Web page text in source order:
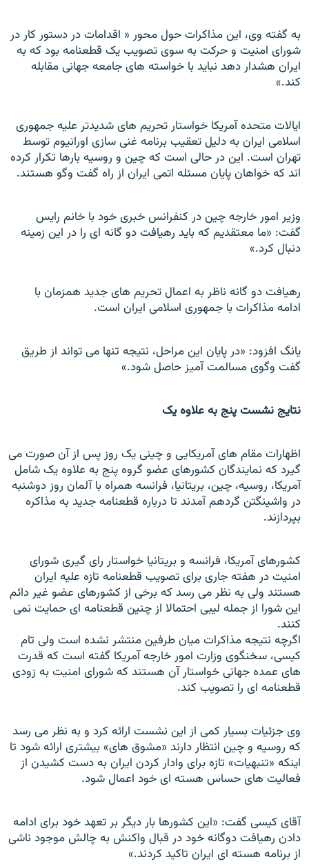
به گفته وی، این مذاکرات حول محور « اقدامات در دستور کار در
شورای امنیت و حرکت به سوی تصویب یک قطعنامه بود که به
ایران هشدار دهد نباید با خواسته های جامعه جهانی مقابله
کند.»
ایالات متحده آمریکا خواستار تحریم های شدیدتر علیه جمهوری
اسلامی ایران به دلیل تعقیب برنامه غنی سازی اورانیوم توسط
تهران است. این در حالی است که چین و روسیه بارها تکرار کرده
اند که خواهان پایان مسئله اتمی ایران از راه گفت وگو هستند.
وزیر امور خارجه چین در کنفرانس خبری خود با خانم رایس
گفت: «ما معتقدیم که باید رهیافت دو گانه ای را در این زمینه
دنبال کرد.»
رهیافت دو گانه ناظر به اعمال تحریم های جدید همزمان با
ادامه مذاکرات با جمهوری اسلامی ایران است.
یانگ افزود: «در پایان این مراحل، نتیجه تنها می تواند از طریق
گفت وگوی مسالمت آمیز حاصل شود.»
نتایج نشست پنج به علاوه یک
اظهارات مقام های آمریکایی و چینی یک روز پس از آن صورت می
گیرد که نمایندگان کشورهای عضو گروه پنج به علاوه یک شامل
آمریکا، روسیه، چین، بریتانیا، فرانسه همراه با آلمان روز دوشنبه
در واشینگتن گردهم آمدند تا درباره قطعنامه جدید به مذاکره
بپردازند.
کشورهای آمریکا، فرانسه و بریتانیا خواستار رای گیری شورای
امنیت در هفته جاری برای تصویب قطعنامه تازه علیه ایران
هستند ولی به نظر می رسد که برخی از کشورهای عضو غیر دائم
این شورا از جمله لیبی احتمالا از چنین قطعنامه ای حمایت نمی
کنند.
اگرچه نتیجه مذاکرات میان طرفین منتشر نشده است ولی تام
کیسی، سخنگوی وزارت امور خارجه آمریکا گفته است که قدرت
های عمده جهانی خواستار آن هستند که شورای امنیت به زودی
قطعنامه ای را تصویب کند.
وی جزئیات بسیار کمی از این نشست ارائه کرد و به نظر می رسد
که روسیه و چین انتظار دارند «مشوق های» بیشتری ارائه شود تا
اینکه «تنبهیات» تازه برای وادار کردن ایران به دست کشیدن از
فعالیت های حساس هسته ای خود اعمال شود.
آقای کیسی گفت: «این کشورها بار دیگر بر تعهد خود برای ادامه
دادن رهیافت دوگانه خود در قبال واکنش به چالش موجود ناشی
از برنامه هسته ای ایران تاکید کردند.»